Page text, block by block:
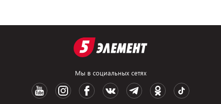
Мы в социальных сетях